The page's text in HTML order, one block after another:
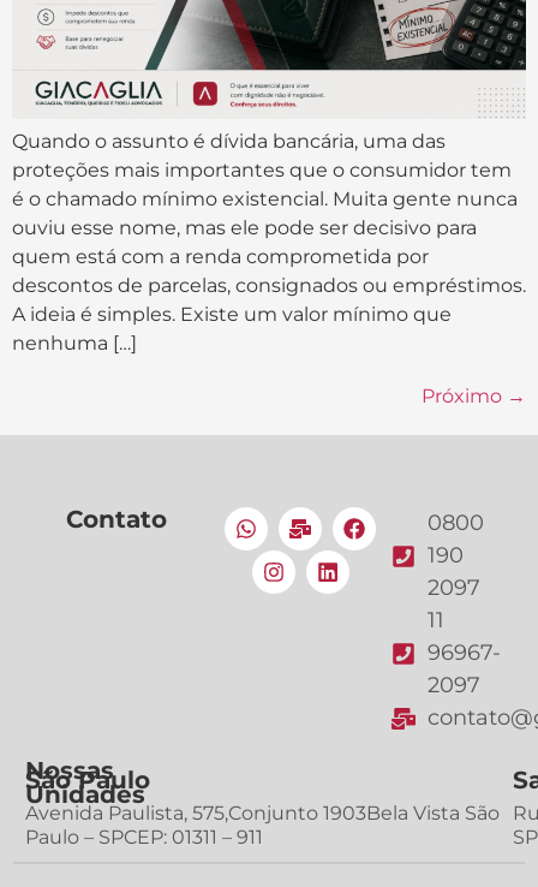
Quando o assunto é dívida bancária, uma das
proteções mais importantes que o consumidor tem
é o chamado mínimo existencial. Muita gente nunca
ouviu esse nome, mas ele pode ser decisivo para
quem está com a renda comprometida por
descontos de parcelas, consignados ou empréstimos.
A ideia é simples. Existe um valor mínimo que
nenhuma […]
Próximo →
Contato
0800
190
2097
11
96967-
2097
Nossas
Unidades
São Paulo
Avenida Paulista, 575,Conjunto 1903Bela Vista São
Paulo – SPCEP: 01311 – 911